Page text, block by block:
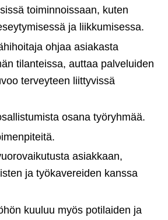
toiminnoissaan, kuten
ja liikkumisessa.
ohjaa asiakasta
tilanteissa, auttaa palveluiden
terveyteen liittyvissä
osana työryhmää.
asiakkaan,
ja työkavereiden kanssa
kuuluu myös potilaiden ja